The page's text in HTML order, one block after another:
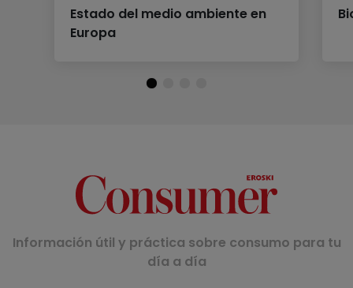
Estado del medio ambiente en
Europa
Información útil y práctica sobre consumo para tu
día a día